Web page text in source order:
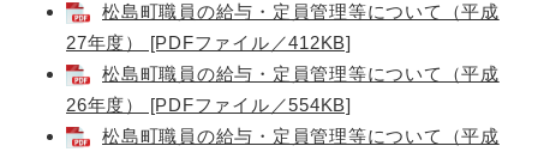
松島町職員の給与・定員管理等について（平成
27年度） [PDFファイル／412KB]
松島町職員の給与・定員管理等について（平成
26年度） [PDFファイル／554KB]
松島町職員の給与・定員管理等について（平成